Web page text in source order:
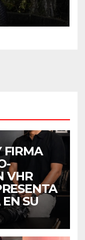
FIRMA
VHR
SU